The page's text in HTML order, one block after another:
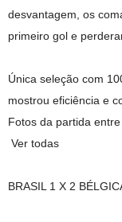
desvantagem, os
primeiro gol e
Única seleção com
mostrou eficiência e
Fotos da partida
Ver todas
BRASIL 1 X 2